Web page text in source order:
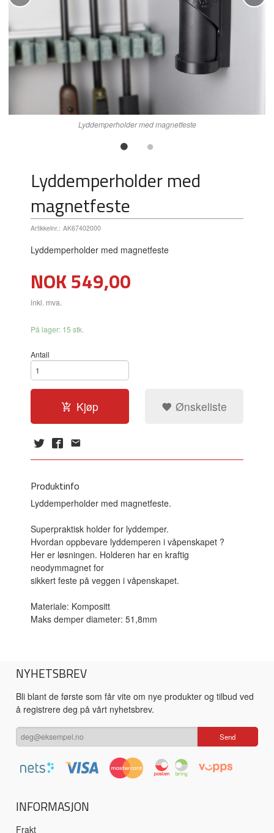
Lyddemperholder med magnetfeste
Lyddemperholder med
magnetfeste
Artikkelnr.: AK67402000
Lyddemperholder med magnetfeste
Pris
NOK549,00
inkl. mva.
På lager: 15 stk.
Antall
Kjøp Ønskeliste
Produktinfo
Lyddemperholder med magnetfeste.
Superpraktisk holder for lyddemper.
Hvordan oppbevare lyddemperen i våpenskapet ?
Her er løsningen. Holderen har en kraftig
neodymmagnet for
sikkert feste på veggen i våpenskapet.
Materiale: Kompositt
Maks demper diameter: 51,8mm
NYHETSBREV
Bli blant de første som får vite om nye produkter og tilbud ved
å registrere deg på vårt nyhetsbrev.
INFORMASJON
Frakt